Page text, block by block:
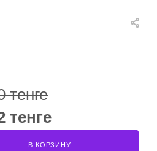
тенге
тенге
В КОРЗИНУ